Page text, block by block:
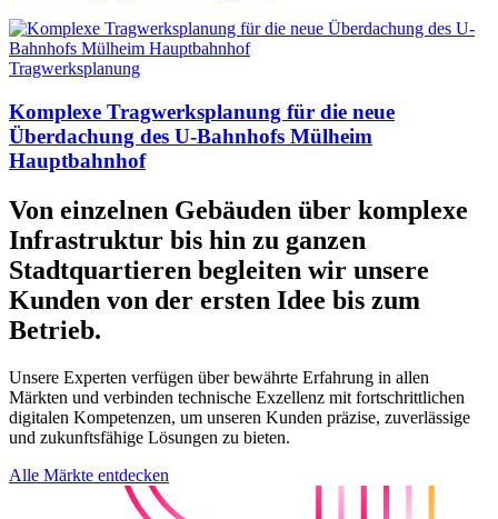
Tragwerksplanung
Komplexe Tragwerksplanung für die neue
Überdachung des U-Bahnhofs Mülheim
Hauptbahnhof
Von einzelnen Gebäuden über komplexe
Infrastruktur bis hin zu ganzen
Stadtquartieren begleiten wir unsere
Kunden von der ersten Idee bis zum
Betrieb.
Unsere Experten verfügen über bewährte Erfahrung in allen
Märkten und verbinden technische Exzellenz mit fortschrittlichen
digitalen Kompetenzen, um unseren Kunden präzise, zuverlässige
und zukunftsfähige Lösungen zu bieten.
Alle Märkte entdecken